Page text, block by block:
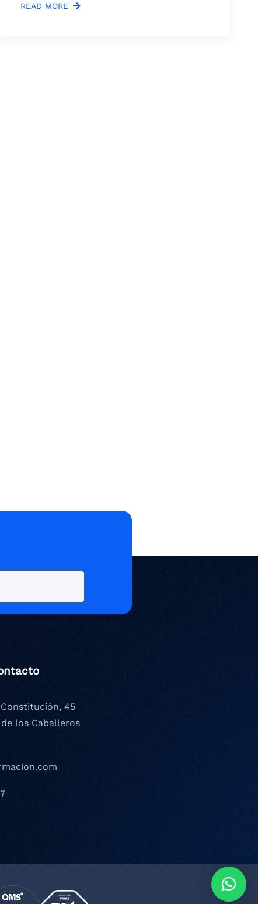
READ MORE
45
los Caballeros